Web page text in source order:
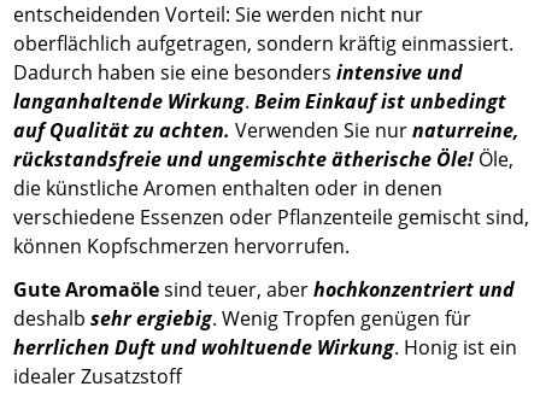
entscheidenden Vorteil: Sie werden nicht nur
oberflächlich aufgetragen, sondern kräftig einmassiert.
Dadurch haben sie eine besonders intensive und
langanhaltende Wirkung. Beim Einkauf ist unbedingt
auf Qualität zu achten. Verwenden Sie nurnaturreine,
rückstandsfreie und ungemischte ätherische Öle! Öle,
die künstliche Aromen enthalten oder in denen
verschiedene Essenzen oder Pflanzenteile gemischt sind,
können Kopfschmerzen hervorrufen.
Gute Aromaölesind teuer, aberhochkonzentriertund
deshalb sehr ergiebig. Wenig Tropfen genügen für
herrlichen Duft und wohltuende Wirkung. Honig ist ein
idealer Zusatzstoff